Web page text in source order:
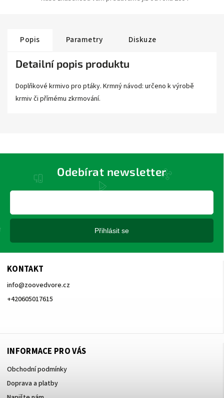
Popis Parametry Diskuze
Detailní popis produktu
Doplňkové krmivo pro ptáky. Krmný návod: určeno k výrobě
krmiv či přímému zkrmování.
KONTAKT
info@zoovedvore.cz
+420605017615
INFORMACE PRO VÁS
Obchodní podmínky
Doprava a platby
Odebírat newsletter
Přihlásit se